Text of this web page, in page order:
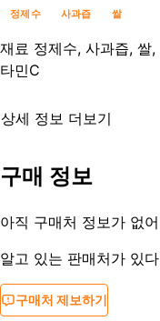
정제수 사과즙 쌀
재료 정제수, 사과즙, 쌀
타민C
상세 정보 더보기
등록일
구매 정보
아직 구매처 정보가 없
알고 있는 판매처가 있
구매처 제보하기